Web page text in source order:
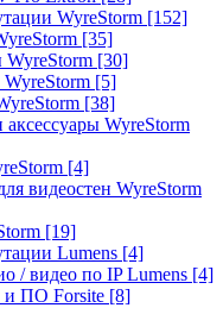
WyreStorm [152]
[35]
[30]
WyreStorm [5]
[38]
WyreStorm
[4]
видеостен WyreStorm
[19]
Lumens [4]
/ видео по IP Lumens [4]
и ПО Forsite [8]